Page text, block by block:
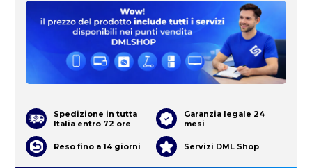
Spedizione in tutta
Italia entro 72 ore
Garanzia legale 24
mesi
Reso fino a 14 giorni Servizi DML Shop